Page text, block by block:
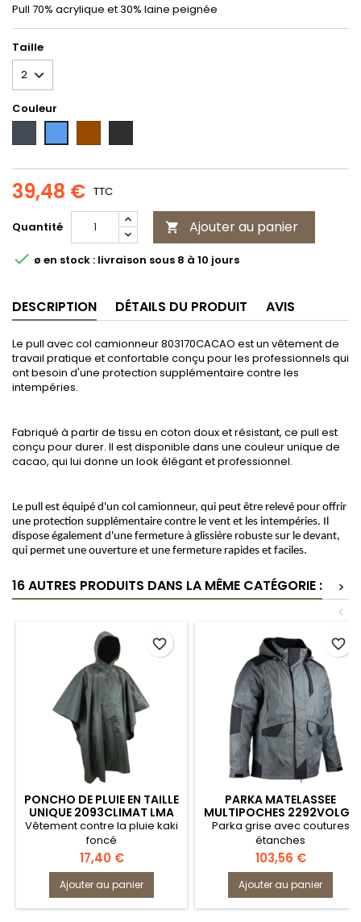
Pull 70% acrylique et 30% laine peignée
Taille
Couleur
39,48 € TTC
Quantité  Ajouter au panier
 ø en stock : livraison sous 8 à 10 jours
DESCRIPTION DÉTAILS DU PRODUIT AVIS
Le pull avec col camionneur 803170CACAO est un vêtement de
travail pratique et confortable conçu pour les professionnels qui
ont besoin d'une protection supplémentaire contre les
intempéries.
Fabriqué à partir de tissu en coton doux et résistant, ce pull est
conçu pour durer. Il est disponible dans une couleur unique de
cacao, qui lui donne un look élégant et professionnel.
Le pull est équipé d'un col camionneur, qui peut être relevé pour offrir
une protection supplémentaire contre le vent et les intempéries. Il
dispose également d'une fermeture à glissière robuste sur le devant,
qui permet une ouverture et une fermeture rapides et faciles.
16 AUTRES PRODUITS DANS LA MÊME CATÉGORIE :
>
<
PONCHO DE PLUIE EN TAILLE
UNIQUE 2093CLIMAT LMA
Vêtement contre la pluie kaki
foncé
Prix
17,40 €
Ajouter au panier
favorite_border
PARKA MATELASSEE
MULTIPOCHES 2292VOLGA
LMA
Parka grise avec coutures
étanches
Prix
103,56 €
Ajouter au panier
favorite_border